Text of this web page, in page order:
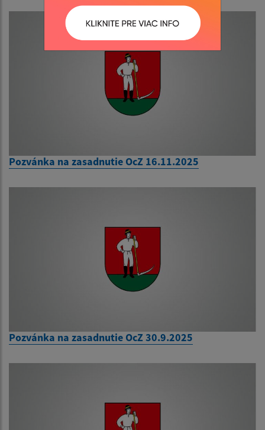
Pozvánka na zasadnutie OcZ 16.11.2025
Pozvánka na zasadnutie OcZ 30.9.2025